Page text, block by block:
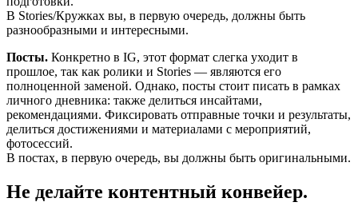
В Stories/Кружках вы, в первую очередь, должны быть
разнообразными и интересными.
Посты. Конкретно в IG, этот формат слегка уходит в
прошлое, так как ролики и Stories — являются его
полноценной заменой. Однако, посты стоит писать в рамках
личного дневника: также делиться инсайтами,
рекомендациями. Фиксировать отправные точки и результаты,
делиться достижениями и материалами с мероприятий,
фотосессий.
В постах, в первую очередь, вы должны быть оригинальными.
Не делайте контентный конвейер.